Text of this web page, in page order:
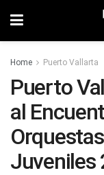
Home Puerto Vallarta
Puerto
al
Juveniles